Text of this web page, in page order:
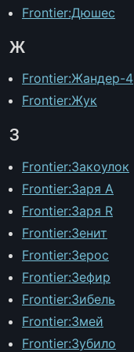
Frontier:Дюшес
Ж
Frontier:Жандер-4
Frontier:Жук
З
Frontier:Закоулок
Frontier:Заря A
Frontier:Заря R
Frontier:Зенит
Frontier:Зерос
Frontier:Зефир
Frontier:Зибель
Frontier:Змей
Frontier:Зубило